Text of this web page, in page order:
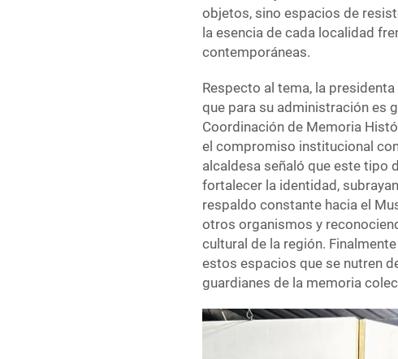
objetos, sino espacios de
la esencia de cada localidad
contemporáneas.
Respecto al tema, la
que para su administración es
Coordinación de Memoria
el compromiso institucional
alcaldesa señaló que este tipo
fortalecer la identidad,
respaldo constante hacia el
otros organismos y
cultural de la región.
estos espacios que se nutren
guardianes de la memoria